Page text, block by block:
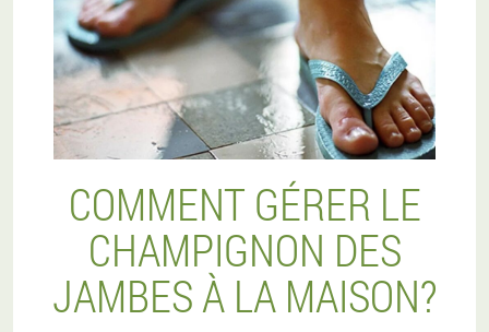
COMMENT GÉRER LE
CHAMPIGNON DES
JAMBES À LA MAISON?